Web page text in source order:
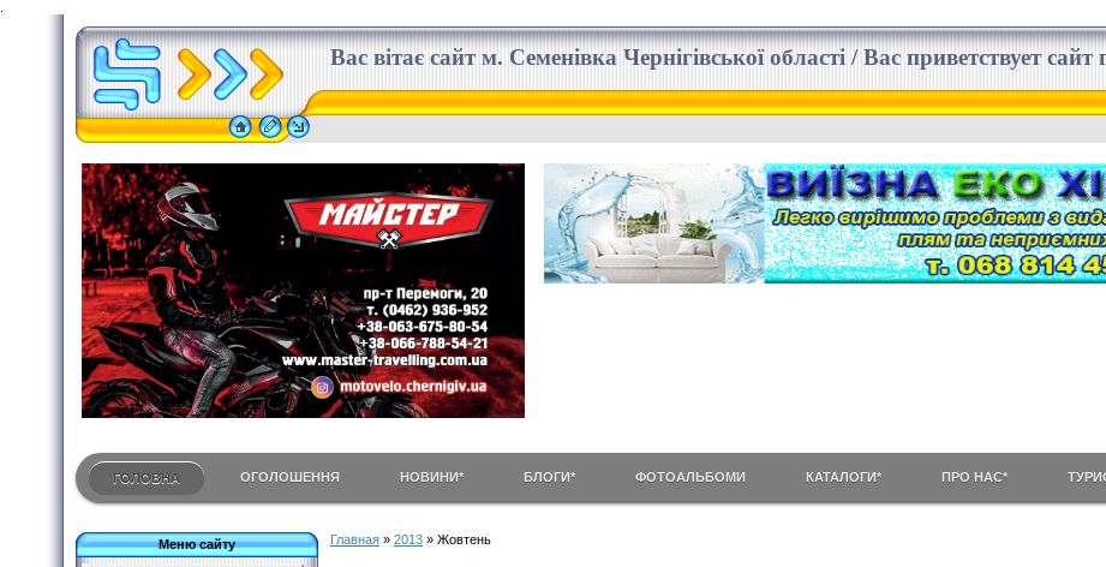
Вас вітає сайт м. Семенівка Чернігівської області / Вас приветствует
ГОЛОВНА ОГОЛОШЕННЯ НОВИНИ* БЛОГИ* ФОТОАЛЬБОМИ КАТАЛОГИ* ПРО НАС*
Меню сайту Главная » 2013 » Жовтень